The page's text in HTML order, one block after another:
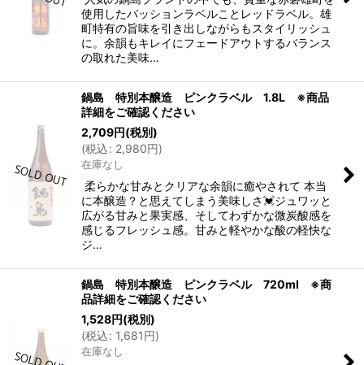
使用したパッションラベルことレッドラベル。雄
町特有の旨味を引き出しながらもスタイリッシュ
に。余韻もキレイにフェードアウトするバランス
の取れた美味…
鍋島 特別本醸造 ピンクラベル 1.8L ※商品
詳細をご確認ください
2,709円(税別)
(税込: 2,980円)
在庫なし
柔らかな甘みとクリアな余韻に癒やされて 本当
に本醸造？と思えてしまう美味しさ💓ジュワッと
広がる甘みと果実感、そしてわずかな微炭酸感を
感じるフレッシュ感。甘みと軽やかな酸の軽快な
ジ…
鍋島 特別本醸造 ピンクラベル 720ml ※商
品詳細をご確認ください
1,528円(税別)
(税込: 1,681円)
在庫なし